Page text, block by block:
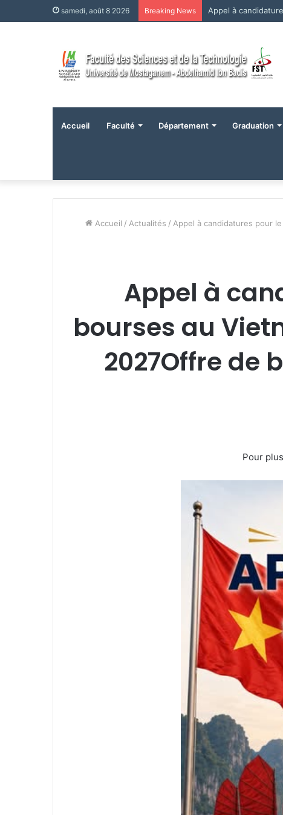
samedi, août 8 2026 Breaking News Appel à
Accueil Faculté Département Graduation
Accueil / Actualités / Appel à candidatures pour
Appel à
bourses au
2027Offre de
Pour